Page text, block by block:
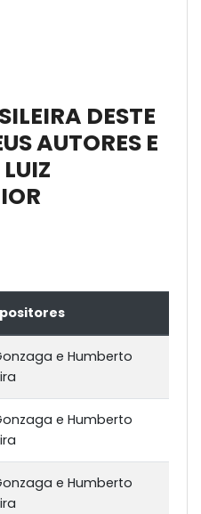
DESTE
AUTORES E
e Humberto
e Humberto
e Humberto